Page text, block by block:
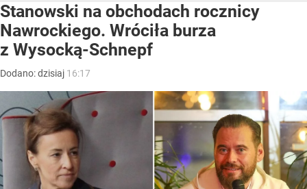
Stanowski na obchodach rocznicy
Nawrockiego. Wróciła burza
z Wysocką-Schnepf
Dodano:dzisiaj 16:17